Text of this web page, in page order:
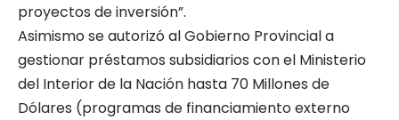
proyectos de inversión”.
Asimismo se autorizó al Gobierno Provincial a
gestionar préstamos subsidiarios con el Ministerio
del Interior de la Nación hasta 70 Millones de
Dólares (programas de financiamiento externo